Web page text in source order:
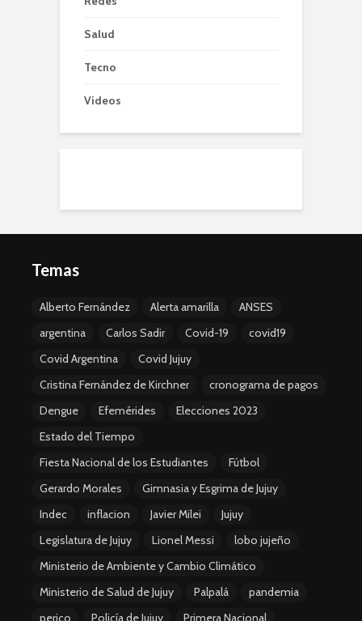
Salud
Tecno
Videos
Temas
Alberto Fernández Alerta amarilla
ANSES
argentina
Carlos Sadir Covid-19
covid19
Covid Argentina
Covid Jujuy
Cristina Fernández de Kirchner
cronograma de pagos
Dengue
Efemérides
Elecciones 2023
Estado del Tiempo
Fiesta Nacional de los Estudiantes
Fútbol
Gerardo Morales
Gimnasia y Esgrima de Jujuy
Indec
inflacion Javier Milei
Jujuy
Legislatura de Jujuy
Lionel Messi
lobo jujeño
Ministerio de Ambiente y Cambio Climático
Ministerio de Salud de Jujuy
Palpalá
pandemia
perico
Policía de Jujuy Primera Nacional